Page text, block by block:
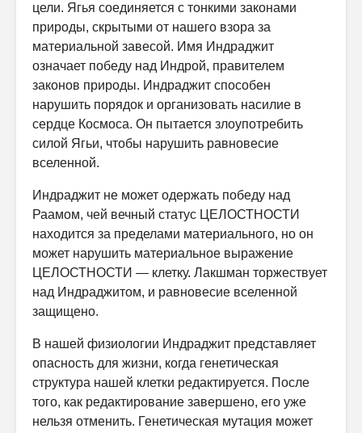
цели. Ягья соединяется с тонкими законами
природы, скрытыми от нашего взора за
материальной завесой. Имя Индраджит
означает победу над Индрой, правителем
законов природы. Индраджит способен
нарушить порядок и организовать насилие в
сердце Космоса. Он пытается злоупотребить
силой Ягьи, чтобы нарушить равновесие
вселенной.
Индраджит не может одержать победу над
Раамом, чей вечный статус ЦЕЛОСТНОСТИ
находится за пределами материального, но он
может нарушить материальное выражение
ЦЕЛОСТНОСТИ — клетку. Лакшман торжествует
над Индраджитом, и равновесие вселенной
защищено.
В нашей физиологии Индраджит представляет
опасность для жизни, когда генетическая
структура нашей клетки редактируется. После
того, как редактирование завершено, его уже
нельзя отменить. Генетическая мутация может